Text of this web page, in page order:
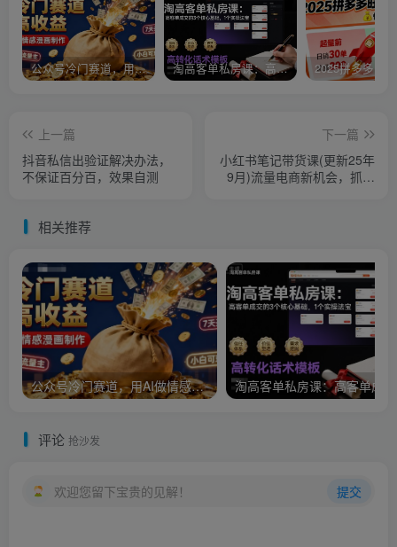
公众号冷门赛道，用AI做情感漫画，7天开通流量主，操作简单，小白可玩 淘高客单私房课：高客单成交的3个核心基础，1个实操法宝
上一篇
抖音私信出验证解决办法，
不保证百分百，效果自测
下一篇
小红书笔记带货课(更新25年
9月)流量电商新机会，抓住
相关推荐
公众号冷门赛道，用AI做情感漫画，7天开通流量主，操作简单，小白可玩
评论 抢沙发
欢迎您留下宝贵的见解！ 提交